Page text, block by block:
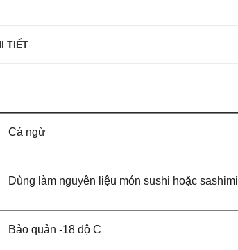
TIẾT
Cá ngừ
Dùng làm nguyên liệu món sushi hoặc sashimi
Bảo quản -18 độ C